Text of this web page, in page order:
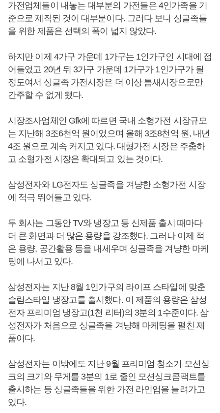
가전업체들이 내놓는 대부분의 가전들은 4인가족을 기
준으로 제작된 것이 대부분이다. 그러다 보니 싱글족들
을 위한 제품은 선택의 폭이 넓지 않았다.
하지만 이제 4가구 가운데 1가구는 1인가구인 시대에 접
어들었고 20년 뒤 3가구 가운데 1가구가 1인가구가 될
정도여서 싱글족 가전시장은 더 이상 틈새시장으로만
간주할 수 없게 됐다.
시장조사업체인 Gfk에 따르면 국내 소형가전 시장규모
는 지난해 3조6천억 원이었으며 올해 3조8천억 원, 내년
4조 원으로 계속 커지고 있다. 대형가전 시장은 주춤하
고 소형가전 시장은 확대되고 있는 것이다.
삼성전자와 LG전자도 싱글족을 겨냥한 소형가전 시장
에 적극 뛰어들고 있다.
두 회사는 그동안 TV와 냉장고 등 신제품 출시 때마다
더 큰 화면과 더 많은 용량을 강조했다. 그러나 이제 적
은 용량, 공간활용 등을 내세우며 싱글족을 겨냥한 마케
팅에 나서고 있다.
삼성전자는 지난 8월 1인가구의 라이프 스타일에 맞춘
슬림스타일 냉장고를 출시했다. 이 제품의 용량은 삼성
전자 프리미엄 냉장고(1천 리터)의 3분의 1수준이다. 삼
성전자가 처음으로 싱글족을 겨냥해 마케팅을 펼친 제
품이다.
삼성전자는 이밖에도 지난 9월 프리미엄 청소기 모션싱
크의 크기와 무게를 3분의 1로 줄인 모션싱크콤팩트를
출시하는 등 싱글족들을 위한 가전 라인업을 늘려가고
있다.